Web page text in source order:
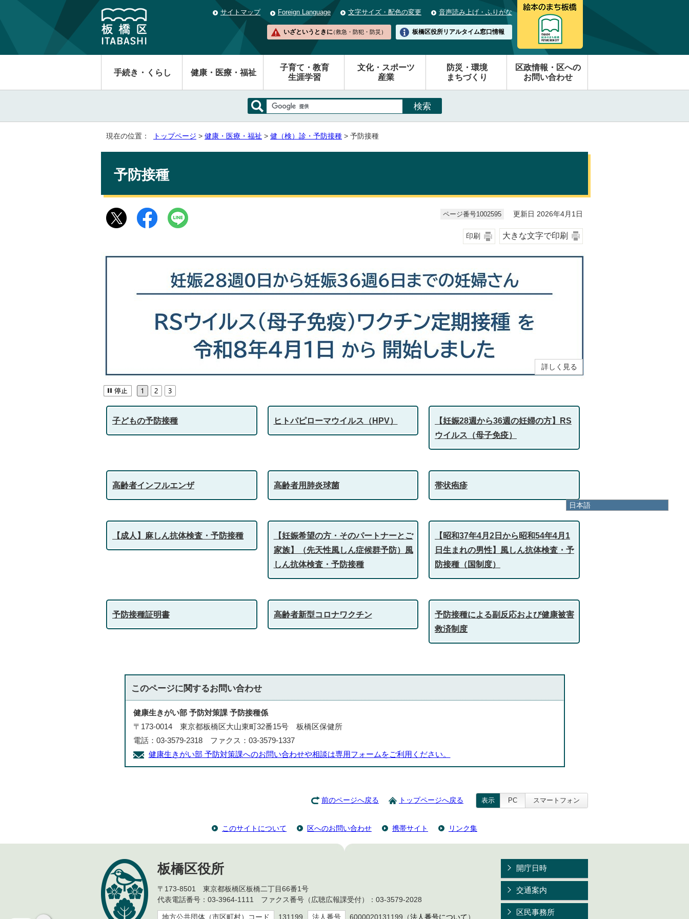
サイトマップ Foreign Language 文字サイズ・配色の変更 音声読み上げ・ふりがな
いざというときに（救急・防犯・防災） 板橋区役所リアルタイム窓口情報
日本語
한국어
简体中文
手続き・くらし 健康・医療・福祉
子育て・教育
生涯学習
文化・スポーツ
産業
防災・環境
まちづくり
区政情報・区への
お問い合わせ
現在の位置： トップページ > 健康・医療・福祉 > 健（検）診・予防接種 > 予防接種
予防接種
ページ番号1002595 更新日 2026年4月1日
印刷 大きな文字で印刷
詳しく見る
子どもの予防接種 ヒトパピローマウイルス（HPV）
【妊娠28週から36週の妊婦の方】RS
ウイルス（母子免疫）
高齢者インフルエンザ 高齢者用肺炎球菌 帯状疱疹
【成人】麻しん抗体検査・予防接種
【妊娠希望の方・そのパートナーとご
家族】（先天性風しん症候群予防）風
しん抗体検査・予防接種
【昭和37年4月2日から昭和54年4月1
日生まれの男性】風しん抗体検査・予
防接種（国制度）
予防接種証明書 高齢者新型コロナワクチン
予防接種による副反応および健康被害
救済制度
このページに関するお問い合わせ
健康生きがい部 予防対策課 予防接種係
〒173-0014 東京都板橋区大山東町32番15号 板橋区保健所
電話：03-3579-2318 ファクス：03-3579-1337
健康生きがい部 予防対策課へのお問い合わせや相談は専用フォームをご利用ください。
前のページへ戻る トップページへ戻る 表示 PC スマートフォン
このサイトについて 区へのお問い合わせ 携帯サイト リンク集
板橋区役所
〒173-8501 東京都板橋区板橋二丁目66番1号
代表電話番号：03-3964-1111 ファクス番号（広聴広報課受付）：03-3579-2028
地方公共団体（市区町村）コード 131199 法人番号 6000020131199（法人番号について ）
開庁日時
交通案内
区民事務所